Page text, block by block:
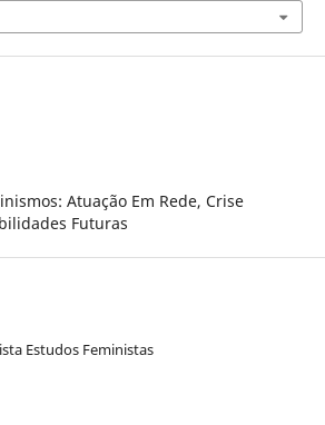
Atuação Em Rede, Crise
Futuras
Estudos Feministas